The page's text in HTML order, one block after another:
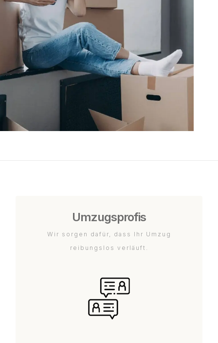
Umzugsprofis
Wir sorgen dafür, dass Ihr Umzug
reibungslos verläuft.